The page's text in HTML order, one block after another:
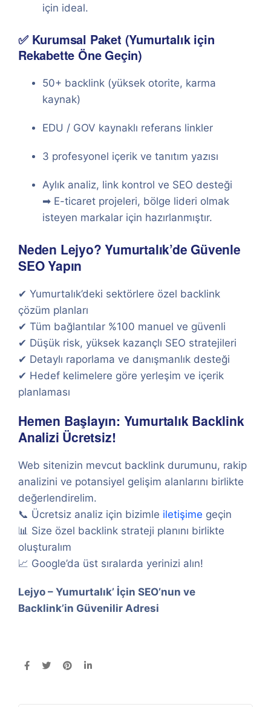
için ideal.
✅ Kurumsal Paket (Yumurtalık için
Rekabette Öne Geçin)
50+ backlink (yüksek otorite, karma
kaynak)
EDU / GOV kaynaklı referans linkler
3 profesyonel içerik ve tanıtım yazısı
Aylık analiz, link kontrol ve SEO desteği
➡ E-ticaret projeleri, bölge lideri olmak
isteyen markalar için hazırlanmıştır.
Neden Lejyo? Yumurtalık’de Güvenle
SEO Yapın
✔ Yumurtalık’deki sektörlere özel backlink
çözüm planları
✔ Tüm bağlantılar %100 manuel ve güvenli
✔ Düşük risk, yüksek kazançlı SEO stratejileri
✔ Detaylı raporlama ve danışmanlık desteği
✔ Hedef kelimelere göre yerleşim ve içerik
planlaması
Hemen Başlayın: Yumurtalık Backlink
Analizi Ücretsiz!
Web sitenizin mevcut backlink durumunu, rakip
analizini ve potansiyel gelişim alanlarını birlikte
değerlendirelim.
📞 Ücretsiz analiz için bizimle iletişime geçin
📊 Size özel backlink strateji planını birlikte
oluşturalım
📈 Google’da üst sıralarda yerinizi alın!
Lejyo – Yumurtalık’ İçin SEO’nun ve
Backlink’in Güvenilir Adresi